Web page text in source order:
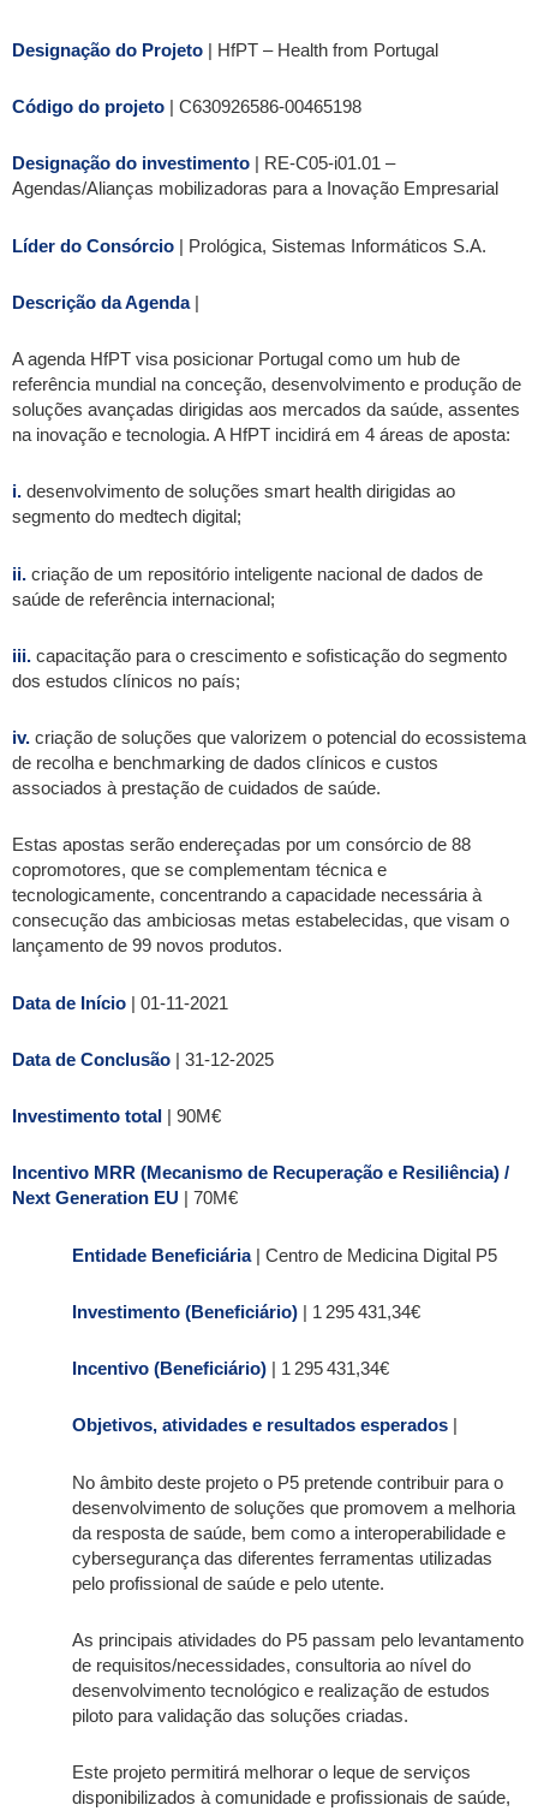
Designação do Projeto | HfPT – Health from Portugal
Código do projeto | C630926586-00465198
Designação do investimento | RE-C05-i01.01 –
Agendas/Alianças mobilizadoras para a Inovação Empresarial
Líder do Consórcio | Prológica, Sistemas Informáticos S.A.
Descrição da Agenda|
A agenda HfPT visa posicionar Portugal como um hub de
referência mundial na conceção, desenvolvimento e produção de
soluções avançadas dirigidas aos mercados da saúde, assentes
na inovação e tecnologia. A HfPT incidirá em 4 áreas de aposta:
i. desenvolvimento de soluções smart health dirigidas ao
segmento do medtech digital;
ii. criação de um repositório inteligente nacional de dados de
saúde de referência internacional;
iii. capacitação para o crescimento e sofisticação do segmento
dos estudos clínicos no país;
iv. criação de soluções que valorizem o potencial do ecossistema
de recolha e benchmarking de dados clínicos e custos
associados à prestação de cuidados de saúde.
Estas apostas serão endereçadas por um consórcio de 88
copromotores, que se complementam técnica e
tecnologicamente, concentrando a capacidade necessária à
consecução das ambiciosas metas estabelecidas, que visam o
lançamento de 99 novos produtos.
Data de Início | 01-11-2021
Data de Conclusão | 31-12-2025
Investimento total | 90M€
Incentivo MRR (Mecanismo de Recuperação e Resiliência) /
Next Generation EU | 70M€
Entidade Beneficiária| Centro de Medicina Digital P5
Investimento (Beneficiário) | 1 295 431,34€
Incentivo (Beneficiário) | 1 295 431,34€
Objetivos, atividades e resultados esperados |
No âmbito deste projeto o P5 pretende contribuir para o
desenvolvimento de soluções que promovem a melhoria
da resposta de saúde, bem como a interoperabilidade e
cybersegurança das diferentes ferramentas utilizadas
pelo profissional de saúde e pelo utente.
As principais atividades do P5 passam pelo levantamento
de requisitos/necessidades, consultoria ao nível do
desenvolvimento tecnológico e realização de estudos
piloto para validação das soluções criadas.
Este projeto permitirá melhorar o leque de serviços
disponibilizados à comunidade e profissionais de saúde,